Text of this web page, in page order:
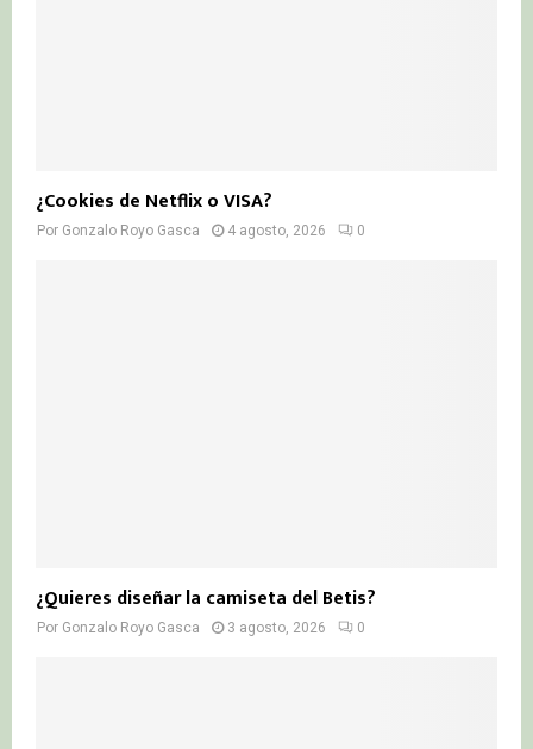
¿Cookies de Netflix o VISA?
Por Gonzalo Royo Gasca 4 agosto, 2026 0
¿Quieres diseñar la camiseta del Betis?
Por Gonzalo Royo Gasca 3 agosto, 2026 0